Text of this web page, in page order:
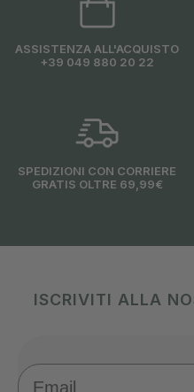
ASSISTENZA ALL'ACQUISTO
+39 049 880 20 22
SPEDIZIONI CON CORRIERE
GRATIS OLTRE 69,99€
ISCRIVITI ALLA
Email